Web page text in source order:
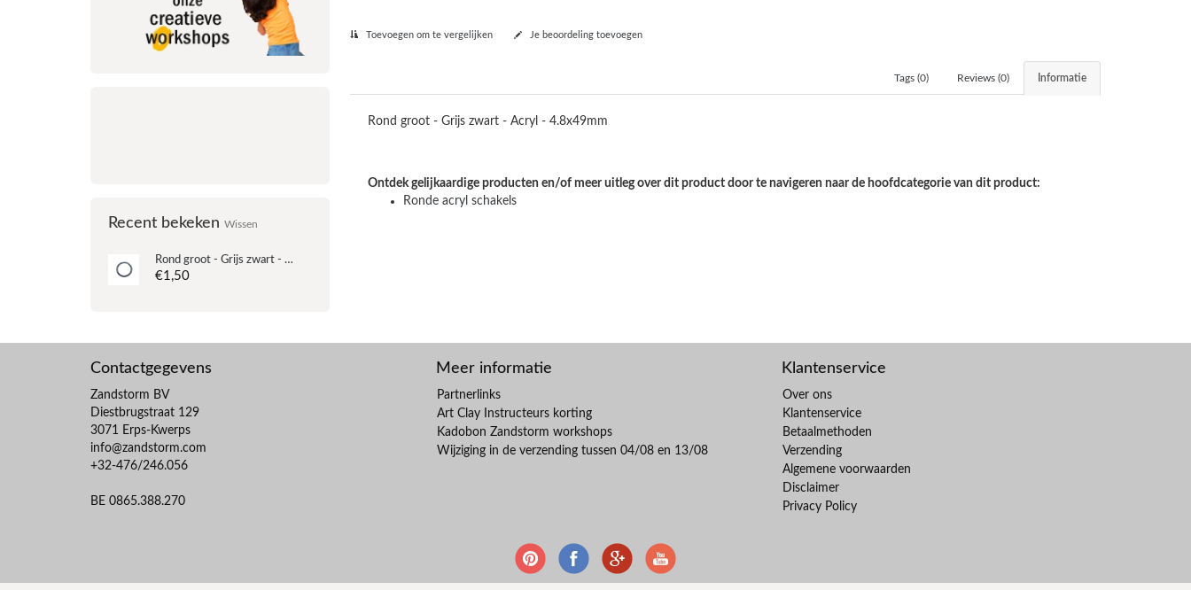
Recent bekeken Wissen
Rond groot - Grijs zwart - Acryl - 4.8x49mm
€1,50
Toevoegen om te vergelijken Je beoordeling toevoegen
Informatie
Reviews (0)
Tags (0)
Rond groot - Grijs zwart - Acryl - 4.8x49mm
Ontdek gelijkaardige producten en/of meer uitleg over dit product door te navigeren naar de hoofdcategorie van dit product:
Ronde acryl schakels
Contactgegevens
Zandstorm BV
Diestbrugstraat 129
3071 Erps-Kwerps
info@zandstorm.com
+32-476/246.056
BE 0865.388.270
Meer informatie
Partnerlinks
Art Clay Instructeurs korting
Kadobon Zandstorm workshops
Wijziging in de verzending tussen 04/08 en 13/08
Klantenservice
Over ons
Klantenservice
Betaalmethoden
Verzending
Algemene voorwaarden
Disclaimer
Privacy Policy